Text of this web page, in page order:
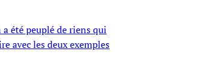
été peuplé de riens qui
avec les deux exemples